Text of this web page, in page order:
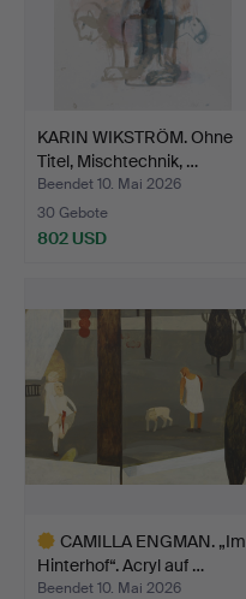
KARIN WIKSTRÖM. Ohne
Titel, Mischtechnik, …
Beendet 10. Mai 2026
30 Gebote
802 USD
CAMILLA ENGMAN. „Im
Hinterhof“. Acryl auf …
Beendet 10. Mai 2026